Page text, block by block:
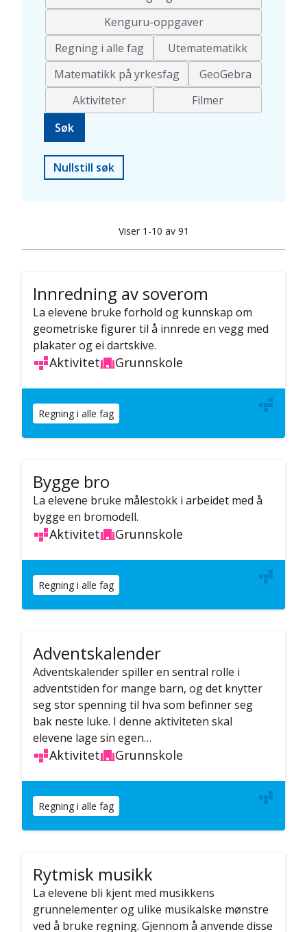
Kenguru-oppgaver
Regning i alle fag
Utematematikk
Matematikk på yrkesfag
GeoGebra
Aktiviteter
Filmer
Nullstill søk
Viser 1-10 av 91
Innredning av soverom
La elevene bruke forhold og kunnskap om
geometriske figurer til å innrede en vegg med
plakater og ei dartskive.
Aktivitet Grunnskole
Regning i alle fag
Bygge bro
La elevene bruke målestokk i arbeidet med å
bygge en bromodell.
Aktivitet Grunnskole
Regning i alle fag
Adventskalender
Adventskalender spiller en sentral rolle i
adventstiden for mange barn, og det knytter
seg stor spenning til hva som befinner seg
bak neste luke. I denne aktiviteten skal
elevene lage sin egen…
Aktivitet Grunnskole
Regning i alle fag
Rytmisk musikk
La elevene bli kjent med musikkens
grunnelementer og ulike musikalske mønstre
ved å bruke regning. Gjennom å anvende disse